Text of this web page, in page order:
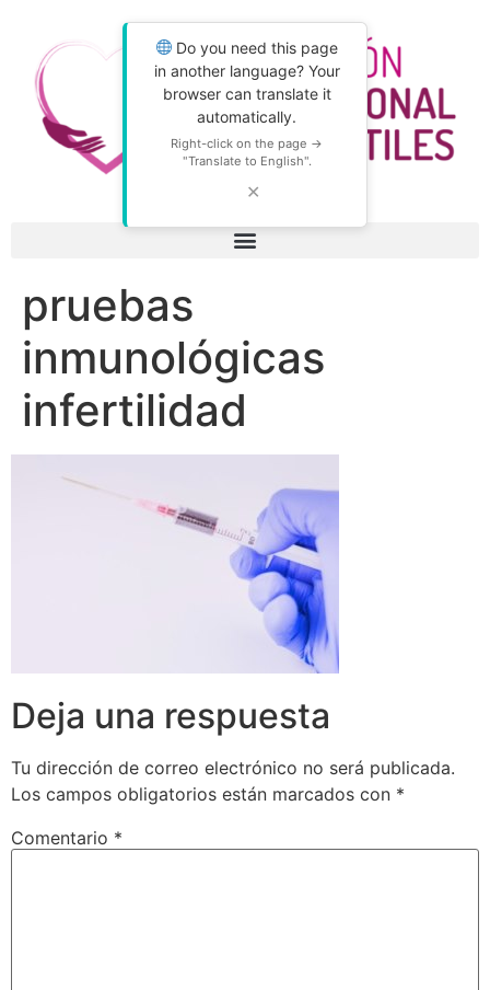
Do you need this page
in another language? Your
browser can translate it
automatically.
Right-click on the page →
"Translate to English".
✕
pruebas
inmunológicas
infertilidad
Deja una respuesta
Tu dirección de correo electrónico no será publicada.
Los campos obligatorios están marcados con *
Comentario *